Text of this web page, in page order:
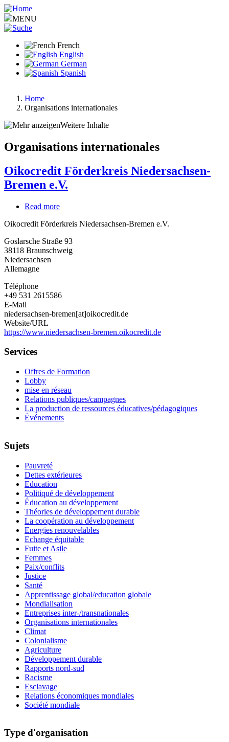
Aller
au
contenu
MENU
French
English
German
Spanish
Fil
d'Ariane
Home
Organisations internationales
Weitere Inhalte
Organisations internationales
Oikocredit Förderkreis Niedersachsen-
Bremen e.V.
Read more
Förderkreis
Bremen
e.V.
Oikocredit Förderkreis Niedersachsen-Bremen e.V.
Goslarsche Straße 93
38118 Braunschweig
Niedersachsen
Allemagne
Téléphone
+49 531 2615586
E-Mail
niedersachsen-bremen[at]oikocredit.de
Website/URL
https://www.niedersachsen-bremen.oikocredit.de
Services
Offres de Formation
Lobby
mise en réseau
Relations publiques/campagnes
La production de ressources éducatives/pédagogiques
Événements
Sujets
Pauvreté
Dettes extérieures
Education
Politiqué de développement
Éducation au développement
Théories de développement durable
La coopération au développement
Energies renouvelables
Echange équitable
Fuite et Asile
Femmes
Paix/conflits
Justice
Santé
Apprentissage global/education globale
Mondialisation
Entreprises inter-/transnationales
Organisations internationales
Climat
Colonialisme
Agriculture
Développement durable
Rapports nord-sud
Racisme
Esclavage
Relations économiques mondiales
Société mondiale
Type d'organisation